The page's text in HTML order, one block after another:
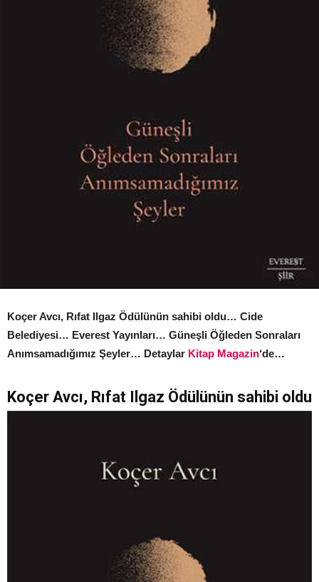
Koçer Avcı, Rıfat Ilgaz Ödülünün sahibi oldu… Cide
Belediyesi… Everest Yayınları… Güneşli Öğleden Sonraları
Anımsamadığımız Şeyler… Detaylar Kitap Magazin‘de…
Koçer Avcı, Rıfat Ilgaz Ödülünün sahibi oldu